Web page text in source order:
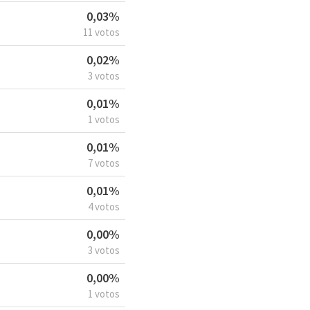
0,03%
11 votos
0,02%
3 votos
0,01%
1 votos
0,01%
7 votos
0,01%
4 votos
0,00%
3 votos
0,00%
1 votos